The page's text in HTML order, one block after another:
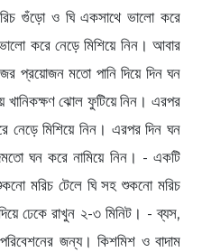
গুঁড়ো ও ঘি একসাথে ভালো করে
ভালো করে নেড়ে মিশিয়ে নিন। আবার
প্রয়োজন মতো পানি দিয়ে দিন ঘন
ঝোল ফুটিয়ে নিন। এরপর
মিশিয়ে নিন। এরপর দিন ঘন
ঘন করে নামিয়ে নিন। - একটি
মরিচ টেলে ঘি সহ শুকনো মরিচ
ঢেকে রাখুন ২-৩ মিনিট। - ব্যস,
জন্য। কিশমিশ ও বাদাম